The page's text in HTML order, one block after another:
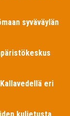
syväväylän
eri